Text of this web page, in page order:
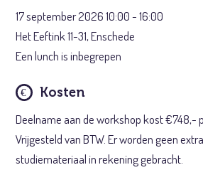
17 september 2026 10:00 - 16:00
Het Eeftink 11-31, Enschede
Een lunch is inbegrepen
Kosten
Deelname aan de workshop kost €748,-
Vrijgesteld van BTW. Er worden geen
studiemateriaal in rekening gebracht.